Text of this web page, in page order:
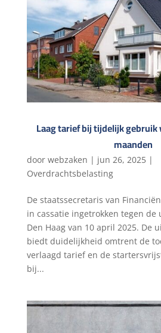
Laag tarief bij tijdelijk gebruik
maanden
door webzaken | jun 26, 2025|
Overdrachtsbelasting
De staatssecretaris van
in cassatie ingetrokken tegen de
Den Haag van 10 april 2025. De
biedt duidelijkheid omtrent de
verlaagd tarief en de
bij...